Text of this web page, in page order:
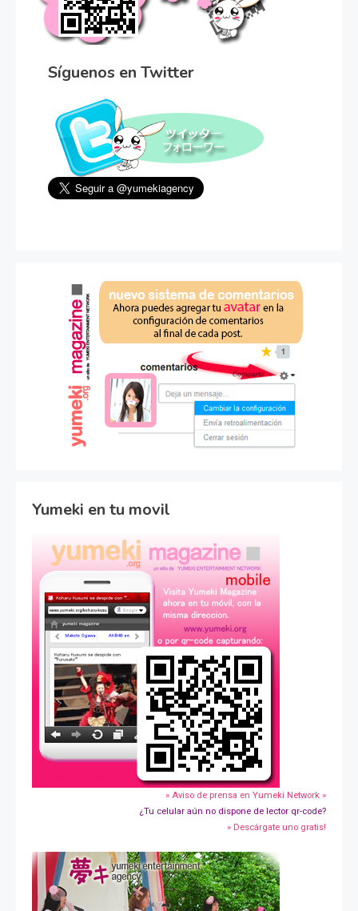
Síguenos en Twitter
Yumeki en tu movil
» Aviso de prensa en Yumeki Network »
¿Tu celular aún no dispone de lector qr-code?
» Descárgate uno gratis!